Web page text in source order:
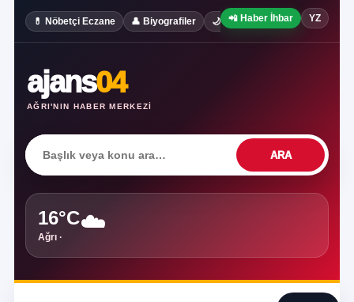
💊 Nöbetçi Eczane 👤 Biyografiler 🌙 Rüya Tabirleri ✍️ Köşe
📲 Haber İhbar YZ
ajans04
AĞRI'NIN HABER MERKEZI
ARA
16°C
Ağrı ·
☁️